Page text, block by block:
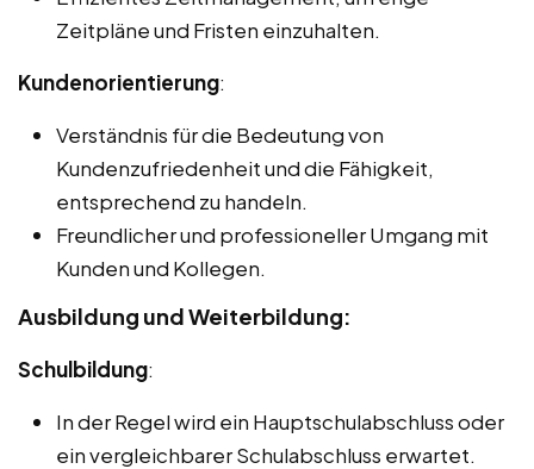
Zeitpläne und Fristen einzuhalten.
Kundenorientierung:
Verständnis für die Bedeutung von
Kundenzufriedenheit und die Fähigkeit,
entsprechend zu handeln.
Freundlicher und professioneller Umgang mit
Kunden und Kollegen.
Ausbildung und Weiterbildung:
Schulbildung:
In der Regel wird ein Hauptschulabschluss oder
ein vergleichbarer Schulabschluss erwartet.